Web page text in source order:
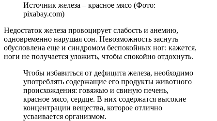
Источник железа – красное мясо (Фото:
pixabay.com)
Недостаток железа провоцирует слабость и анемию,
одновременно нарушая сон. Невозможность заснуть
обусловлена еще и синдромом беспокойных ног: кажется,
ноги не получается уложить, чтобы спокойно отдохнуть.
Чтобы избавиться от дефицита железа, необходимо
употреблять содержащие его продукты животного
происхождения: говяжью и свиную печень,
красное мясо, сердце. В них содержатся высокие
концентрации вещества, которое отлично
усваивается организмом.